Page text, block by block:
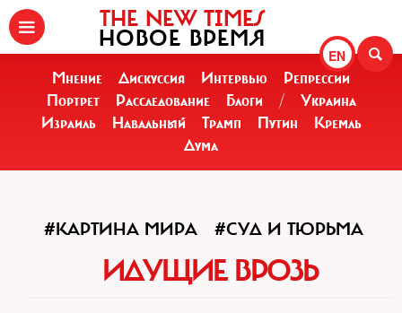
EN
THE NEW TIMES
НОВОЕ ВРЕМЯ
Мнение Дискуссия Интервью
Репрессии
Портрет
Расследование Блоги /
Украина
Израиль
Навальный Трамп Путин
Кремль
Дума
#КАРТИНА МИРА #СУД И ТЮРЬМА
ИДУЩИЕ ВРОЗЬ